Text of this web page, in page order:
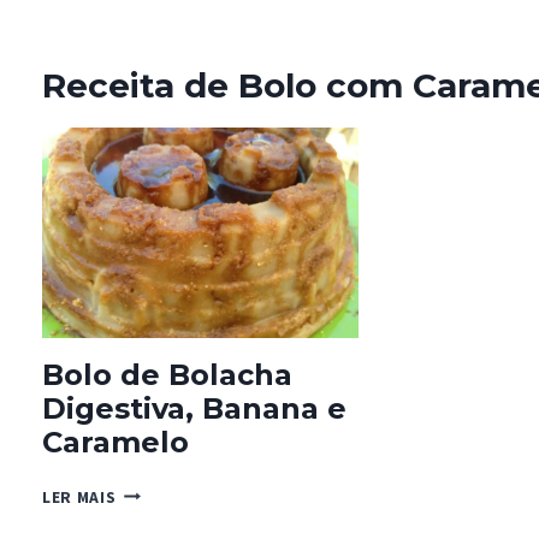
Receita de Bolo com
Bolo de Bolacha
Digestiva, Banana e
Caramelo
LER MAIS BOLO